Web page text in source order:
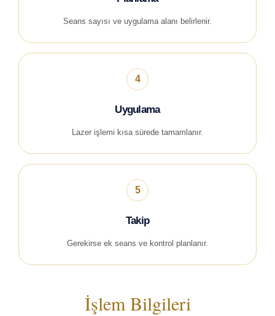
Seans sayısı ve uygulama alanı belirlenir.
4
Uygulama
Lazer işlemi kısa sürede tamamlanır.
5
Takip
Gerekirse ek seans ve kontrol planlanır.
İşlem Bilgileri